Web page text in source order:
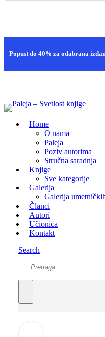
Popust do 40% za odabrana
Home
O nama
Paleja
Poziv autorima
Stručna saradnja
Knjige
Sve kategorije
Galerija
Galerija
Članci
Autori
Učionica
Kontakt
Search